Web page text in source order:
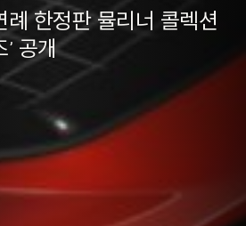
례 한정판 뮬리너 콜렉션
’ 공개